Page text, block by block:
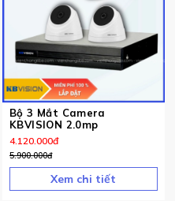
Bộ 3 Mắt Camera
KBVISION 2.0mp
4.120.000đ
5.900.000đ
Xem chi tiết